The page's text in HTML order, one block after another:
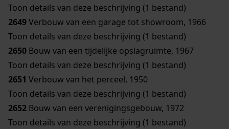
Toon details van deze beschrijving (1 bestand)
2649Verbouw van een garage tot showroom, 1966
Toon details van deze beschrijving (1 bestand)
2650 Bouw van een tijdelijke opslagruimte, 1967
Toon details van deze beschrijving (1 bestand)
2651 Verbouw van het perceel, 1950
Toon details van deze beschrijving (1 bestand)
2652 Bouw van een verenigingsgebouw, 1972
Toon details van deze beschrijving (1 bestand)